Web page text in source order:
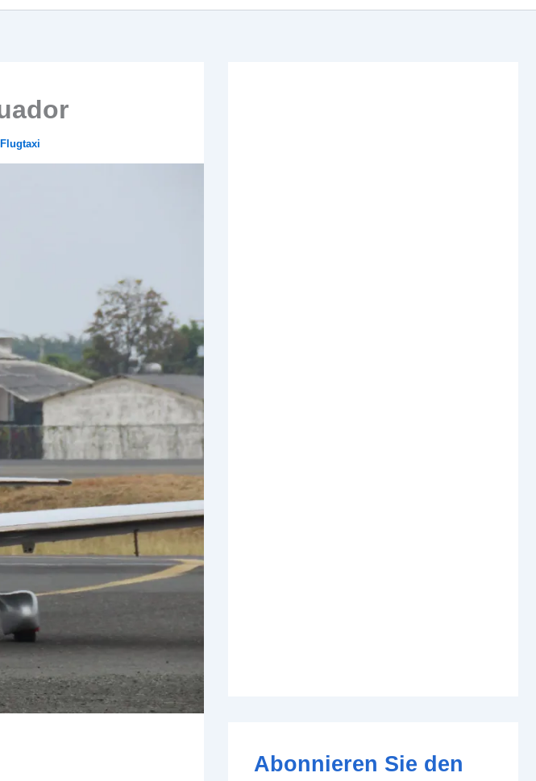
Flugtaxi
Abonnieren Sie den